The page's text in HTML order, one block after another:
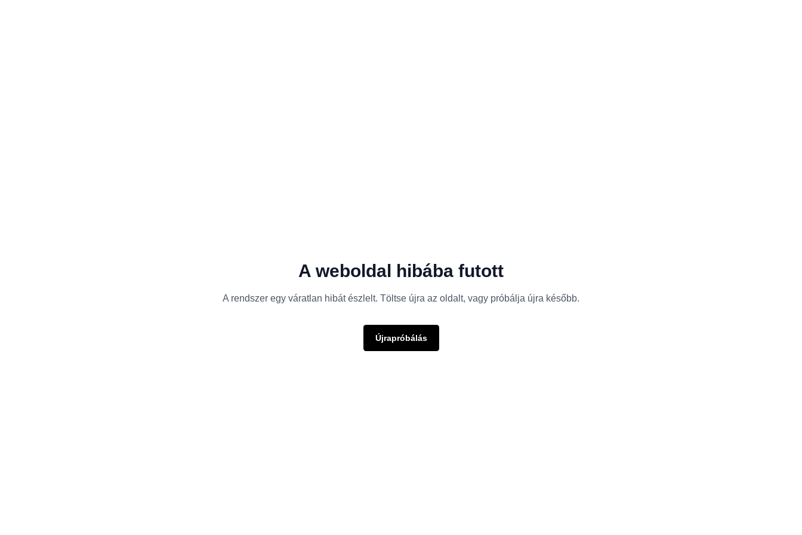
A weboldal hibába futott
A rendszer egy váratlan hibát észlelt. Töltse újra az oldalt, vagy próbálja újra később.
Újrapróbálás